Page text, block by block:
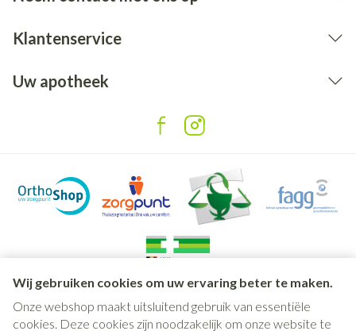
Wij gebruiken cookies om uw ervaring beter te maken.
Onze webshop maakt uitsluitend gebruik van essentiële
cookies. Deze cookies zijn noodzakelijk om onze website te
Klantenservice
Uw apotheek
Juridische links